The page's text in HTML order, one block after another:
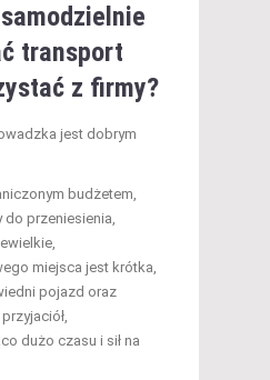
transport
z firmy?
jest dobrym
budżetem,
do przeniesienia,
miejsca jest krótka,
pojazd oraz
dużo czasu i sił na